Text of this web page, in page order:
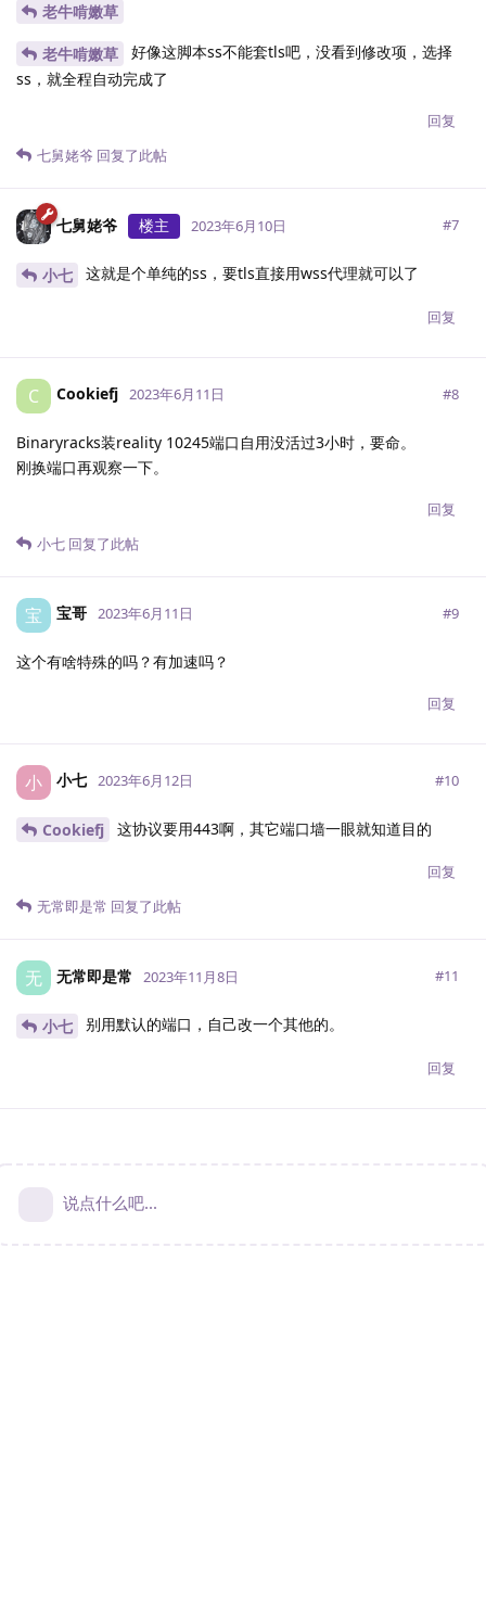
老牛啃嫩草
老牛啃嫩草
好像这脚本ss不能套tls吧，没看到修改项，选择
ss，就全程自动完成了
回复
七舅姥爷 回复了此帖
七舅姥爷 楼主 2023年6月10日 #7
小七 这就是个单纯的ss，要tls直接用wss代理就可以了
回复
C Cookiefj 2023年6月11日 #8
Binaryracks装reality 10245端口自用没活过3小时，要命。
刚换端口再观察一下。
回复
小七 回复了此帖
宝 宝哥 2023年6月11日 #9
这个有啥特殊的吗？有加速吗？
回复
小 小七 2023年6月12日 #10
Cookiefj 这协议要用443啊，其它端口墙一眼就知道目的
回复
无常即是常 回复了此帖
无 无常即是常 2023年11月8日 #11
小七 别用默认的端口，自己改一个其他的。
回复
说点什么吧...